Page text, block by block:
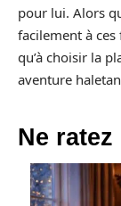
pour lui. Alors
facilement à
qu’à choisir la
aventure
Ne